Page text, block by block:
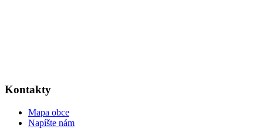
Kontakty
Mapa obce
Napíšte nám